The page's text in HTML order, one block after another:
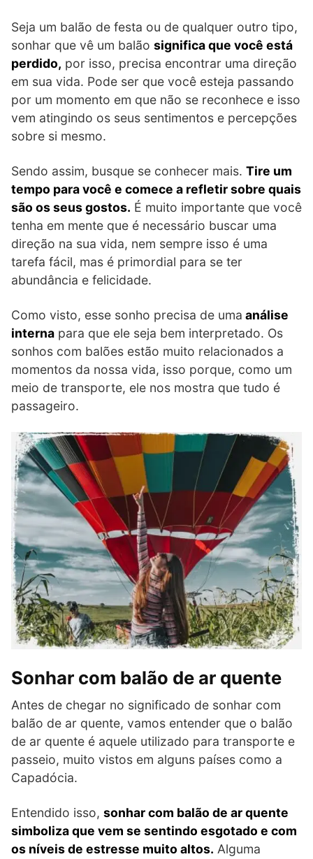
Seja um balão de festa ou de qualquer outro tipo,
sonhar que vê um balão significa que você está
perdido, por isso, precisa encontrar uma direção
em sua vida. Pode ser que você esteja passando
por um momento em que não se reconhece e isso
vem atingindo os seus sentimentos e percepções
sobre si mesmo.
Sendo assim, busque se conhecer mais. Tire um
tempo para você e comece a refletir sobre quais
são os seus gostos. É muito importante que você
tenha em mente que é necessário buscar uma
direção na sua vida, nem sempre isso é uma
tarefa fácil, mas é primordial para se ter
abundância e felicidade.
Como visto, esse sonho precisa de uma análise
interna para que ele seja bem interpretado. Os
sonhos com balões estão muito relacionados a
momentos da nossa vida, isso porque, como um
meio de transporte, ele nos mostra que tudo é
passageiro.
Sonhar com balão de ar quente
Antes de chegar no significado de sonhar com
balão de ar quente, vamos entender que o balão
de ar quente é aquele utilizado para transporte e
passeio, muito vistos em alguns países como a
Capadócia.
Entendido isso, sonhar com balão de ar quente
simboliza que vem se sentindo esgotado e com
os níveis de estresse muito altos. Alguma